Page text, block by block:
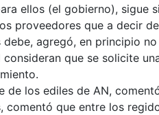
ellos (el gobierno), sigue
proveedores que a decir
debe, agregó, en principio
consideran que se solicite
de los ediles de AN,
comentó que entre los